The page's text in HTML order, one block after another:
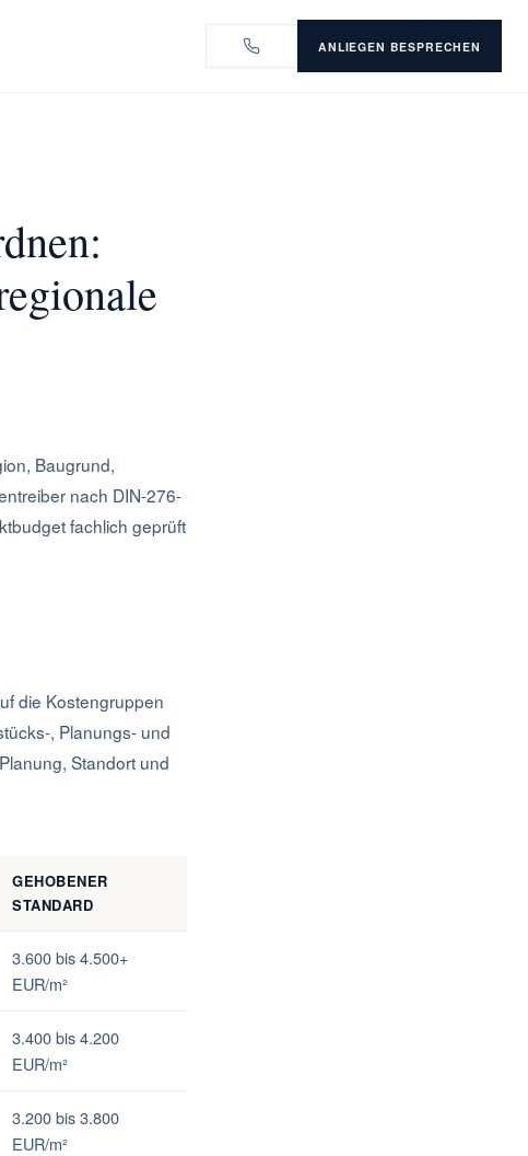
ANLIEGEN BESPRECHEN
Baugrund,
nach DIN-276-
fachlich geprüft
die Kostengruppen
, Planungs- und
Standort und
GEHOBENER
STANDARD
3.600 bis 4.500+
EUR/m²
3.400 bis 4.200
EUR/m²
3.200 bis 3.800
EUR/m²